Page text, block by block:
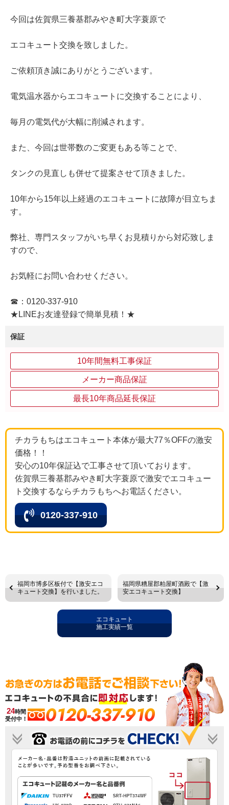
今回は佐賀県三養基郡みやき町大字蓑原で
エコキュート交換を致しました。
ご依頼頂き誠にありがとうございます。
電気温水器からエコキュートに交換することにより、
毎月の電気代が大幅に削減されます。
また、今回は世帯数のご変更もある等ことで、
タンクの見直しも併せて提案させて頂きました。
10年から15年以上経過のエコキュートに故障が目立ちま
す。
弊社、専門スタッフがいち早くお見積りから対応致しま
すので、
お気軽にお問い合わせください。
☎：0120-337-910
★LINEお友達登録で簡単見積！★
保証
10年間無料工事保証
メーカー商品保証
最長10年商品延長保証
チカラもちはエコキュート本体が最大77％OFFの激安
価格！！
安心の10年保証込で工事させて頂いております。
佐賀県三養基郡みやき町大字蓑原で激安でエコキュー
ト交換するならチカラもちへお電話ください。
0120-337-910
福岡市博多区板付で【激安エコ
キュート交換】を行いました。
福岡県糟屋郡粕屋町酒殿で【激
安エコキュート交換】
エコキュート
施工実績一覧
24時間
受付中！
0120-337-910